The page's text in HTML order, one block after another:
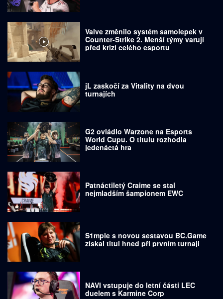
Valve změnilo systém samolepek v
Counter-Strike 2. Menší týmy varují
před krizí celého esportu
jL zaskočí za Vitality na dvou
turnajích
G2 ovládlo Warzone na Esports
World Cupu. O titulu rozhodla
jedenáctá hra
Patnáctiletý Craime se stal
nejmladším šampionem EWC
S1mple s novou sestavou BC.Game
získal titul hned při prvním turnaji
NAVI vstupuje do letní části LEC
duelem s Karmine Corp